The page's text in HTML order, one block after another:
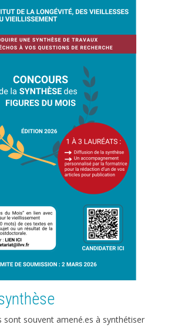
sont souvent amené.es à synthétiser